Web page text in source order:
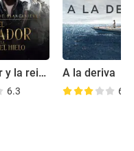
El cazador y la reina del hielo
6.3
A la deriva
6.4